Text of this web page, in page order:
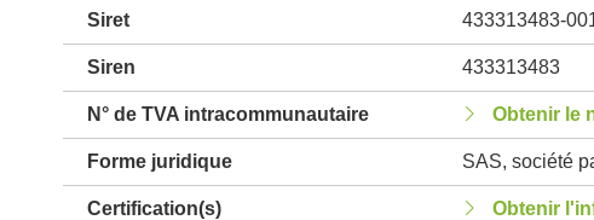
Siret 433313483-
Siren 433313483
N° de TVA intracommunautaire Obtenir le
Forme juridique SAS, société
Certification(s) Obtenir